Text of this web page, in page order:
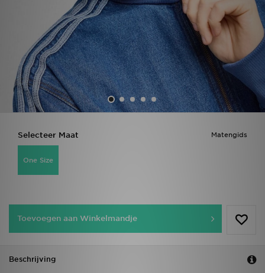
Matengids
Selecteer Maat
One Size
Toevoegen aan Winkelmandje
Beschrijving
Klantenservice
Download de app
Wie wij zijn